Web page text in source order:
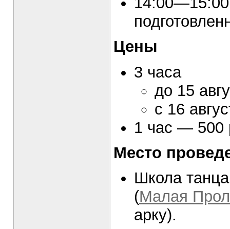
Цены
3 часа
до 15
с 16
1 час — 500
Место
Школа
(Малая
арку).